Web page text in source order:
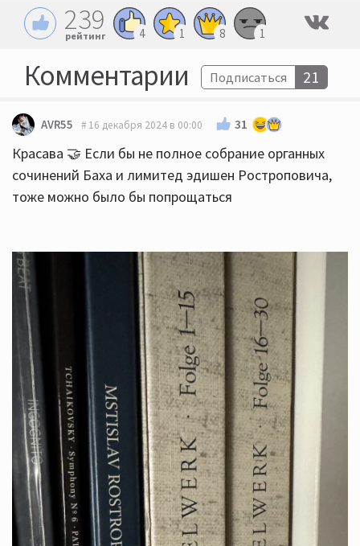
239
рейтинг 4 1 8 1
Комментарии Подписаться 21
AVR55 16 декабря 2024 в 00:00 31
Красава 🤝 Если бы не полное собрание органных
сочинений Баха и лимитед эдишен Ростроповича,
тоже можно было бы попрощаться